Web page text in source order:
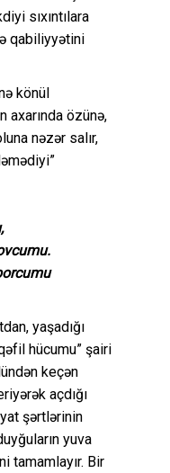
sıxıntılara
qabiliyyətini
könül
axarında özünə,
nəzər salır,
yaşadığı
hücumu” şairi
keçən
açdığı
şərtlərinin
yuva
tamamlayır. Bir